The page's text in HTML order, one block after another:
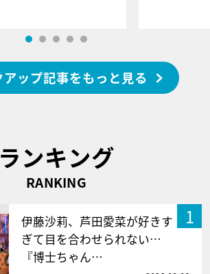
アップ記事をもっと見る
ランキング
RANKING
1
伊藤沙莉、芦田愛菜が好きす
ぎて目を合わせられない…
『博士ちゃん…